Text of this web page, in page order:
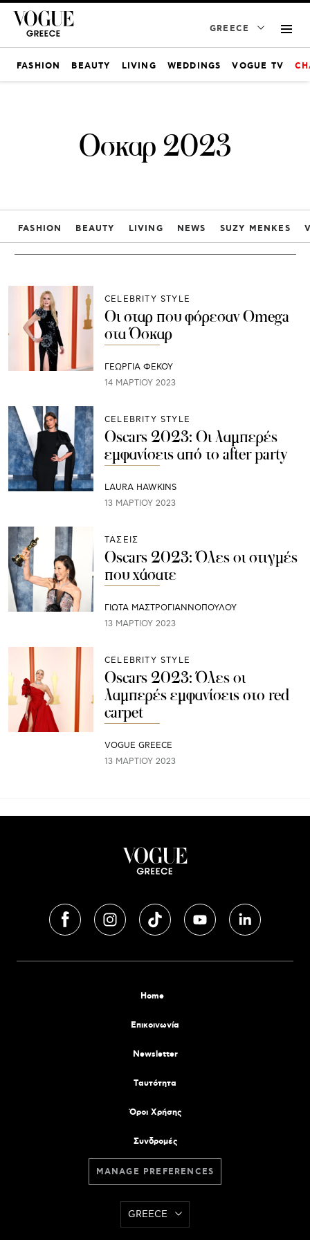
GREECE
FASHION BEAUTY LIVING WEDDINGS VOGUE TV
Οσκαρ 2023
FASHION BEAUTY LIVING NEWS SUZY MENKES
CELEBRITY STYLE
Οι σταρ που φόρεσαν Omega
στα Όσκαρ
ΓΕΩΡΓΙΑ ΦΕΚΟΥ
14 ΜΑΡΤΊΟΥ 2023
CELEBRITY STYLE
Oscars 2023: Οι λαμπερές
εμφανίσεις από το after party
LAURA HAWKINS
13 ΜΑΡΤΊΟΥ 2023
ΤΑΣΕΙΣ
Oscars 2023: Όλες οι στιγμές
που χάσατε
ΓΙΩΤΑ ΜΑΣΤΡΟΓΙΑΝΝΟΠΟΥΛΟΥ
13 ΜΑΡΤΊΟΥ 2023
CELEBRITY STYLE
Oscars 2023: Όλες οι
λαμπερές εμφανίσεις στο red
carpet
VOGUE GREECE
13 ΜΑΡΤΊΟΥ 2023
Home
Επικοινωνία
Newsletter
Tαυτότητα
Όροι Χρήσης
Συνδρομές
MANAGE PREFERENCES
GREECE